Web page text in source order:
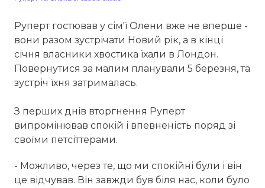
Руперт гостював у сім'ї Олени вже не вперше -
вони разом зустрічати Новий рік, а в кінці
січня власники хвостика їхали в Лондон.
Повернутися за малим планували 5 березня, та
зустріч їхня затрималась.
З перших днів вторгнення Руперт
випромінював спокій і впевненість поряд зі
своїми петсіттерами.
- Можливо, через те, що ми спокійні були і він
це відчував. Він завжди був біля нас, коли було